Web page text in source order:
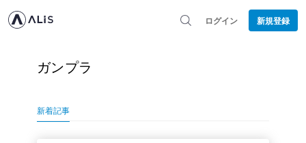
ログイン 新規登録
ガンプラ
新着記事